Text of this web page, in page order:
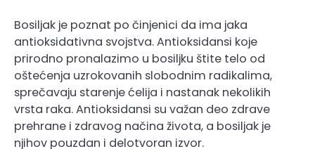
Bosiljak je poznat po činjenici da ima jaka
antioksidativna svojstva. Antioksidansi koje
prirodno pronalazimo u bosiljku štite telo od
oštećenja uzrokovanih slobodnim radikalima,
sprečavaju starenje ćelija i nastanak nekolikih
vrsta raka. Antioksidansi su važan deo zdrave
prehrane i zdravog načina života, a bosiljak je
njihov pouzdan i delotvoran izvor.